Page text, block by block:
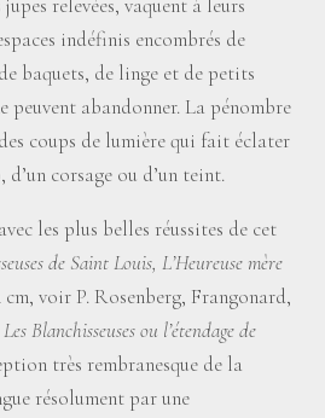
relevées, vaquent à leurs
indéfinis encombrés de
baquets, de linge et de petits
peuvent abandonner. La pénombre
coups de lumière qui fait éclater
corsage ou d’un teint.
les plus belles réussites de cet
de Saint Louis, L’Heureuse mère
cm, voir P. Rosenberg, Frangonard,
Blanchisseuses ou l’étendage de
très rembranesque de la
résolument par une